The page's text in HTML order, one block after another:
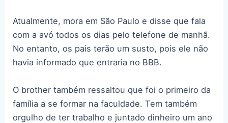
Atualmente, mora em São Paulo e disse que fala
com a avó todos os dias pelo telefone de manhã.
No entanto, os pais terão um susto, pois ele não
havia informado que entraria no BBB.
O brother também ressaltou que foi o primeiro da
família a se formar na faculdade. Tem também
orgulho de ter trabalho e juntado dinheiro um ano